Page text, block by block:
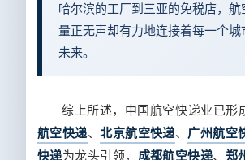
哈尔滨的工厂到三亚的免税店，航
量正无声却有力地连接着每一个城
未来。
综上所述，中国航空快递业已形
航空快递、北京航空快递、 广州航空
快递为龙头引领， 成都航空快递、 郑